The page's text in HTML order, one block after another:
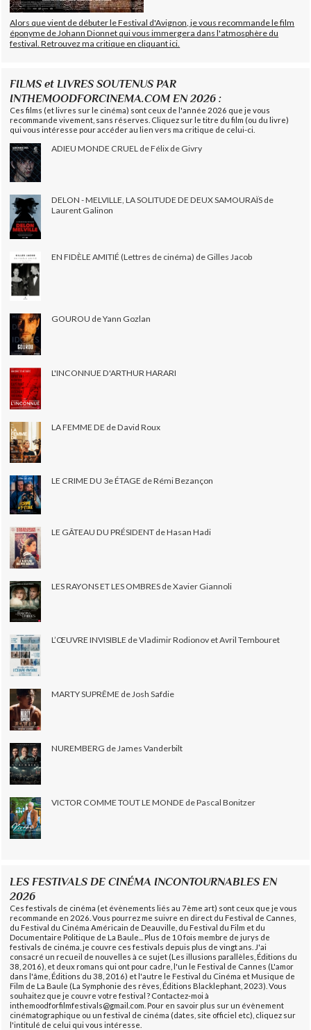
Alors que vient de débuter le Festival d'Avignon, je vous recommande le film
éponyme de Johann Dionnet qui vous immergera dans l'atmosphère du
festival. Retrouvez ma critique en cliquant ici.
FILMS et LIVRES SOUTENUS PAR
INTHEMOODFORCINEMA.COM EN 2026 :
Ces films (et livres sur le cinéma) sont ceux de l'année 2026 que je vous
recommande vivement, sans réserves. Cliquez sur le titre du film (ou du livre)
qui vous intéresse pour accéder au lien vers ma critique de celui-ci.
ADIEU MONDE CRUEL de Félix de Givry
DELON - MELVILLE, LA SOLITUDE DE DEUX SAMOURAÏS de
Laurent Galinon
EN FIDÈLE AMITIÉ (Lettres de cinéma) de Gilles Jacob
GOUROU de Yann Gozlan
L'INCONNUE D'ARTHUR HARARI
LA FEMME DE de David Roux
LE CRIME DU 3e ÉTAGE de Rémi Bezançon
LE GÂTEAU DU PRÉSIDENT de Hasan Hadi
LES RAYONS ET LES OMBRES de Xavier Giannoli
L’ŒUVRE INVISIBLE de Vladimir Rodionov et Avril Tembouret
MARTY SUPRÊME de Josh Safdie
NUREMBERG de James Vanderbilt
VICTOR COMME TOUT LE MONDE de Pascal Bonitzer
LES FESTIVALS DE CINÉMA INCONTOURNABLES EN
2026
Ces festivals de cinéma (et évènements liés au 7ème art) sont ceux que je vous
recommande en 2026. Vous pourrez me suivre en direct du Festival de Cannes,
du Festival du Cinéma Américain de Deauville, du Festival du Film et du
Documentaire Politique de La Baule... Plus de 10 fois membre de jurys de
festivals de cinéma, je couvre ces festivals depuis plus de vingt ans. J'ai
consacré un recueil de nouvelles à ce sujet (Les illusions parallèles, Éditions du
38, 2016), et deux romans qui ont pour cadre, l'un le Festival de Cannes (L'amor
dans l'âme, Éditions du 38, 2016) et l'autre le Festival du Cinéma et Musique de
Film de La Baule (La Symphonie des rêves, Éditions Blacklephant, 2023). Vous
souhaitez que je couvre votre festival ? Contactez-moi à
inthemoodforfilmfestivals@gmail.com. Pour en savoir plus sur un évènement
cinématographique ou un festival de cinéma (dates, site officiel etc), cliquez sur
l'intitulé de celui qui vous intéresse.